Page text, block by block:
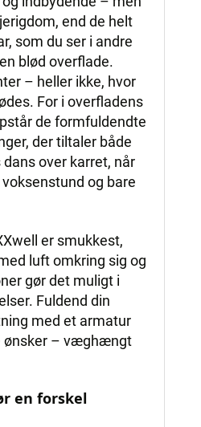
end de helt
som du ser i andre
blød overflade.
– heller ikke, hvor
For i overfladens
de formfuldendte
der tiltaler både
over karret, når
og bare
er smukkest,
luft omkring sig og
gør det muligt i
Fuldend din
med et armatur
ønsker – væghængt
en forskel